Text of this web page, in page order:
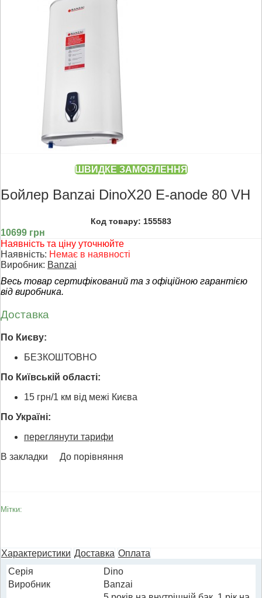
ШВИДКЕ ЗАМОВЛЕННЯ
Бойлер Banzai DinoX20 E-anode 80 VH
Код товару: 155583
10699 грн
Наявність та ціну уточнюйте
Наявність: Немає в наявності
Виробник: Banzai
Весь товар сертифікований та з офіційною гарантією
від виробника.
Доставка
По Києву:
БЕЗКОШТОВНО
По Київській області:
15 грн/1 км від межі Києва
По Україні:
переглянути тарифи
В закладки
До порівняння
Мітки:
Характеристики Доставка Оплата
Cерія
Dino
Виробник
Banzai